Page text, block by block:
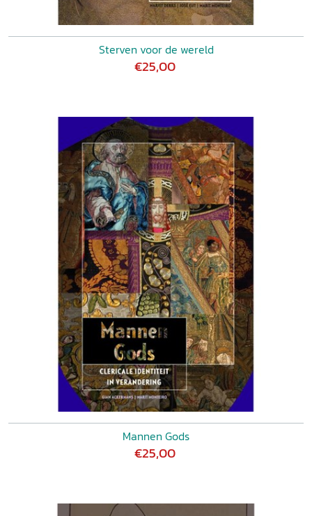
Sterven voor de wereld
€25,00
Mannen Gods
€25,00